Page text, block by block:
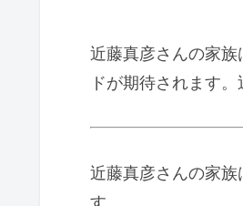
近藤真彦さんの家
ドが期待されます
近藤真彦さんの家
す。